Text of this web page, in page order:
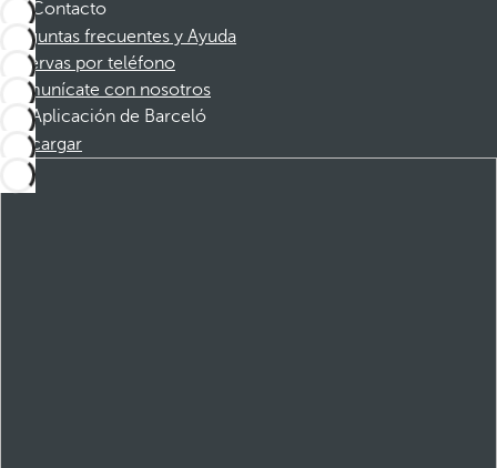
Contacto
Preguntas frecuentes y Ayuda
Reservas por teléfono
Comunícate con nosotros
Aplicación de Barceló
Descargar